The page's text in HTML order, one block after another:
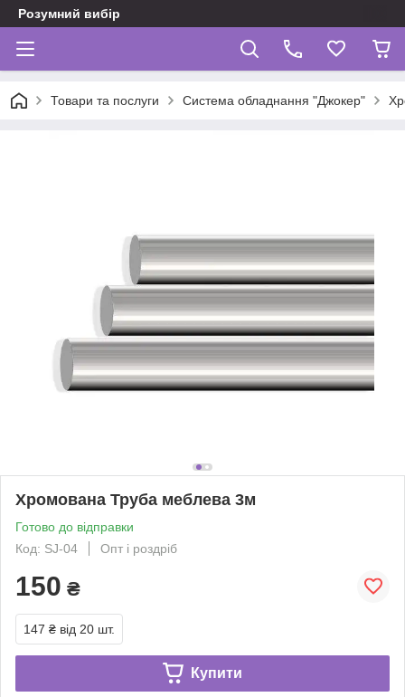
Розумний вибір
Товари та послуги Система обладнання "Джокер"
Хромована Труба меблева 3м
Готово до відправки
Код: SJ-04
Опт і роздріб
150 ₴
147 ₴ від 20 шт.
Купити